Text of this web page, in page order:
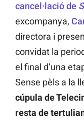
cancel·lació de
excompanya,
directora i
convidat la
el final d’una
Sense pèls a la
cúpula de
resta de